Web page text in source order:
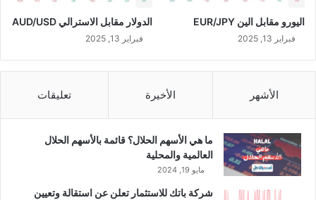
اليورو مقابل الين EUR/JPY
فبراير 13, 2025
الدولار مقابل الاسترالي AUD/USD
فبراير 13, 2025
الأشهر الأخيرة تعليقات
ما هي الأسهم الحلال؟ قائمة بالأسهم الحلال
العالمية والمحلية
مايو 19, 2024
شركة باتك للاستثمار تعلن عن استقالة وتعيين